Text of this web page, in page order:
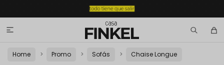

Home Promo Sofás Chaise Longue